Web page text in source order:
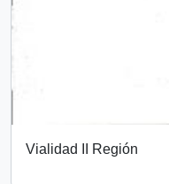
Vialidad II Región